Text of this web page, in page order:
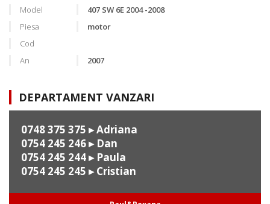
Model
407 SW 6E 2004 -2008
Piesa
motor
Cod
An
2007
DEPARTAMENT VANZARI
0748 375 375 ▸ Adriana
0754 245 246▸ Dan
0754 245 244▸ Paula
0754 245 245 ▸ Cristian